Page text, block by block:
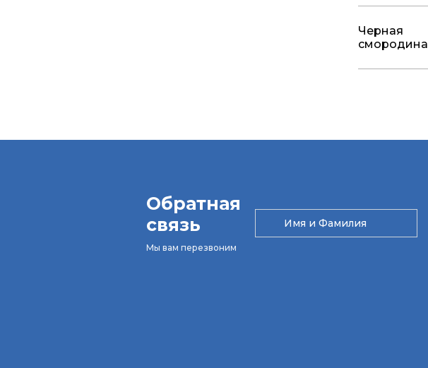
Черная
смородина
Обратная
связь
Мы вам перезвоним